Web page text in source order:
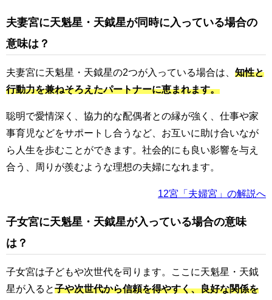
夫妻宮に天魁星・天鉞星が同時に入っている場合の
意味は？
夫妻宮に天魁星・天鉞星の2つが入っている場合は、 知性と
行動力を兼ねそろえたパートナーに恵まれます。
聡明で愛情深く、協力的な配偶者との縁が強く、仕事や家
事育児などをサポートし合うなど、お互いに助け合いなが
ら人生を歩むことができます。社会的にも良い影響を与え
合う、周りが羨むような理想の夫婦になれます。
12宮「夫婦宮」の解説へ
子女宮に天魁星・天鉞星が入っている場合の意味
は？
子女宮は子どもや次世代を司ります。ここに天魁星・天鉞
星が入ると子や次世代から信頼を得やすく、良好な関係を